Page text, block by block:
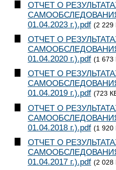
ОТЧЕТ О
САМООБСЛЕДОВАНИЯ
01.04.2023 г.).pdf (2 229
ОТЧЕТ О
САМООБСЛЕДОВАНИЯ
01.04.2020 г.).pdf (1 673
ОТЧЕТ О
САМООБСЛЕДОВАНИЯ
01.04.2019 г.).pdf (723
ОТЧЕТ О
САМООБСЛЕДОВАНИЯ
01.04.2018 г.).pdf (1 920
ОТЧЕТ О
САМООБСЛЕДОВАНИЯ
01.04.2017 г.).pdf (2 028